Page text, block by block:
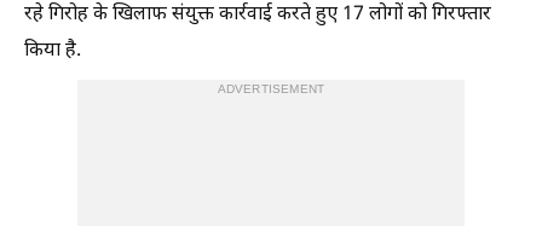
रहे गिरोह के खिलाफ संयुक्त कार्रवाई करते हुए 17 लोगों को गिरफ्तार
किया है.
ADVERTISEMENT